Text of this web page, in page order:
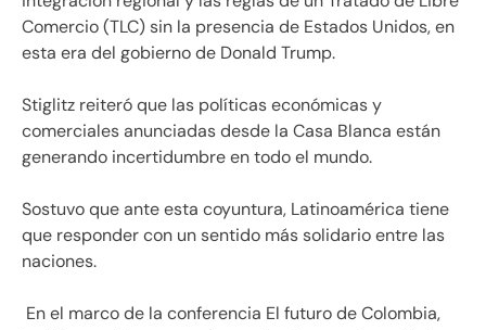
Comercio (TLC) sin la presencia de Estados Unidos, en
esta era del gobierno de Donald Trump.
Stiglitz reiteró que las políticas económicas y
comerciales anunciadas desde la Casa Blanca están
generando incertidumbre en todo el mundo.
Sostuvo que ante esta coyuntura, Latinoamérica tiene
que responder con un sentido más solidario entre las
naciones.
En el marco de la conferencia El futuro de Colombia,